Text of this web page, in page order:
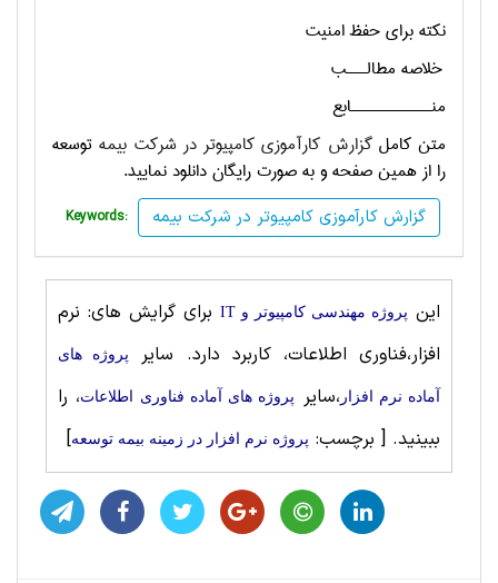
نکته برای حفظ امنیت
خلاصه مطالـــب
منــــــــــــابع
متن کاملگزارش کارآموزی کامپیوتر در شرکت بیمهتوسعه
را از همین صفحه و به صورت رایگان دانلود نمایید.
Keywords: گزارش کارآموزی کامپیوتر در شرکت بیمه
این پروژه مهندسی کامپیوتر و IT
برای گرایش های: نرم
افزار،فناوری اطلاعات، کاربرد دارد. سایر
پروژه های
آماده نرم افزار ،سایر پروژه های آماده فناوری اطلاعات، را
ببینید. [ برچسب: پروژه نرم افزار در زمینه بیمه توسعه]